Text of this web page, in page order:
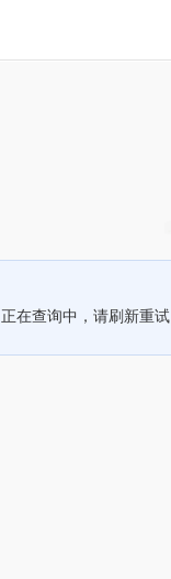
正在查询中，请刷新重试